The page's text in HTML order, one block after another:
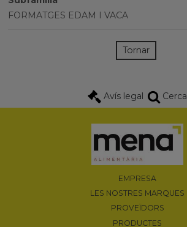
FORMATGES EDAM I VACA
Tornar
Avís legal Cerca
EMPRESA
LES NOSTRES MARQUES
PROVEÏDORS
PRODUCTES